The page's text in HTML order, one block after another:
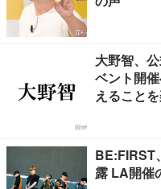
大野智、
ベント開
えること
BE:FIRST
露 LA開催